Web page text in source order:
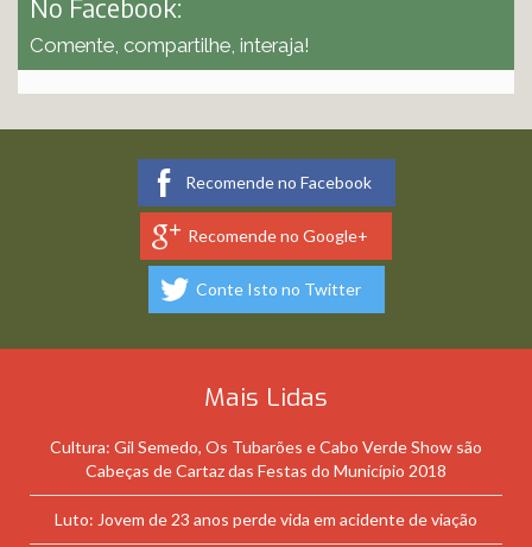
No Facebook:
Comente, compartilhe, interaja!
Recomende no Facebook
Recomende no Google+
Conte Isto no Twitter
Mais Lidas
Cultura: Gil Semedo, Os Tubarões e Cabo Verde Show são
Cabeças de Cartaz das Festas do Município 2018
Luto: Jovem de 23 anos perde vida em acidente de viação